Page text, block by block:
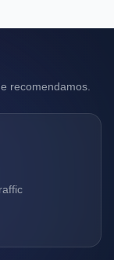
recomendamos.